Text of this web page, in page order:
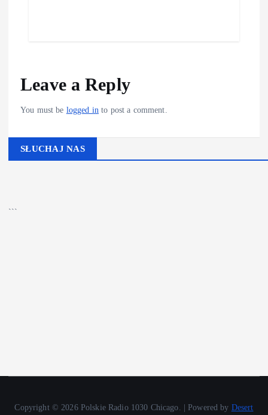
Leave a Reply
You must be logged in to post a comment.
SŁUCHAJ NAS
```
Copyright © 2026 Polskie Radio 1030 Chicago. | Powered by Desert